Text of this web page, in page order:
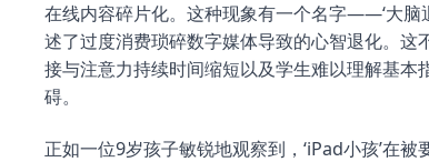
在线内容碎片化。这种现象有一个名字——‘大
述了过度消费琐碎数字媒体导致的心智退化。
接与注意力持续时间缩短以及学生难以理解基
碍。
正如一位9岁孩子敏锐地观察到，‘iPad小孩’在